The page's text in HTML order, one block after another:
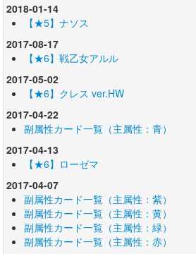
2018-01-14
【★5】ナソス
2017-08-17
【★6】戦乙女アルル
2017-05-02
【★6】クレス ver.HW
2017-04-22
副属性カード一覧（主属性：青）
2017-04-13
【★6】ローゼマ
2017-04-07
副属性カード一覧（主属性：紫）
副属性カード一覧（主属性：黄）
副属性カード一覧（主属性：緑）
副属性カード一覧（主属性：赤）